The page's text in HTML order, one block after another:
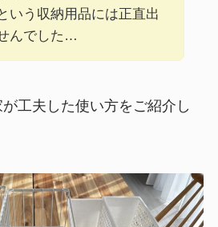
いう収納用品には正直出
んでした…
工夫した使い方をご紹介し